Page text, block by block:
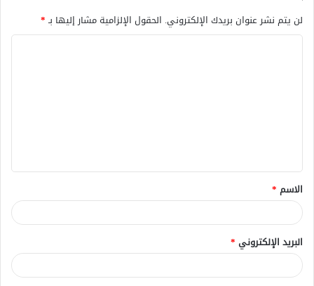
لن يتم نشر عنوان بريدك الإلكتروني. الحقول الإلزامية مشار إليها بـ*
ق
*
الاسم *
البريد الإلكتروني *